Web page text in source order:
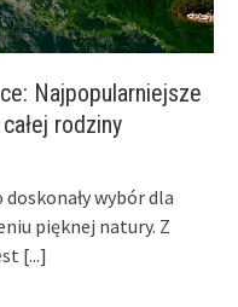
Najpopularniejsze
rodziny
wybór dla
pięknej natury. Z
[...]